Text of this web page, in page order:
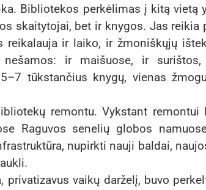
Bibliotekos perkėlimas į kitą vietą
skaitytojai, bet ir knygos. Jas reikia
reikalauja ir laiko, ir žmoniškųjų
nešamos: ir maišuose, ir
tūkstančius knygų, vienas
remontu. Vykstant remontui
Raguvos senelių globos
nupirkti nauji baldai,
privatizavus vaikų darželį, buvo